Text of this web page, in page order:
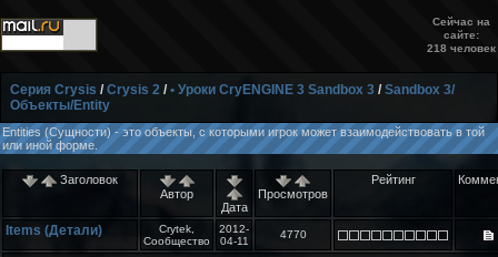
Сейчас на
сайте:
218 человек
Серия Crysis /Crysis 2 /• Уроки CryENGINE 3 Sandbox 3 /Sandbox 3/
Объекты/Entity
Entities (Сущности) - это объекты, с которыми игрок может взаимодействовать в той
или иной форме.
Заголовок
Автор
Дата
Просмотров
Рейтинг
Items (Детали)
Crytek,
Сообщество
2012-
04-11
4770